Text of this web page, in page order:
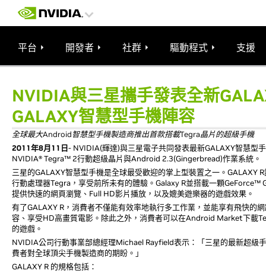
平台 開發者 社群 驅動程式 支援
NVIDIA與三星攜手發表全新
GALAXY智慧型手機陣容
全球最大Android智慧型手機製造商推出首款搭載Tegra晶片的超級手機
2011年8月11日- NVIDIA(輝達)與三星電子共同發表最新GALAXY智慧型
NVIDIA® Tegra™ 2行動超級晶片與Android 2.3(Gingerbread)作業系統。
三星的GALAXY智慧型手機是全球最受歡迎的掌上型裝置之一。GALAXY
行動處理器Tegra，享受前所未有的體驗。Galaxy R並搭載一顆
提供快速的網頁瀏覽、Full HD影片播放，以及媲美遊樂器的遊戲效果。
有了GALAXY R，消費者不僅能有效率地執行多工作業，並能享有飛快的
容、享受HD高畫質電影。除此之外，消費者可以在Android Market下載
的遊戲。
NVIDIA公司行動事業部總經理Michael Rayfield表示：「三星的最新超級
費者對全球頂尖手機製造商的期盼。」
GALAXY R 的規格包括：